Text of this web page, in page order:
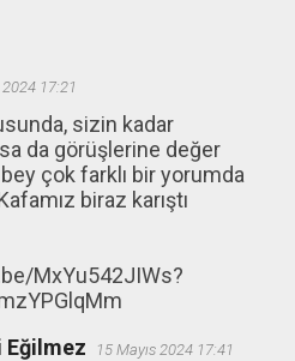
2024 17:21
sizin kadar
da görüşlerine değer
çok farklı bir yorumda
biraz karıştı
MxYu542JIWs?
Eğilmez 15 Mayıs 2024 17:41